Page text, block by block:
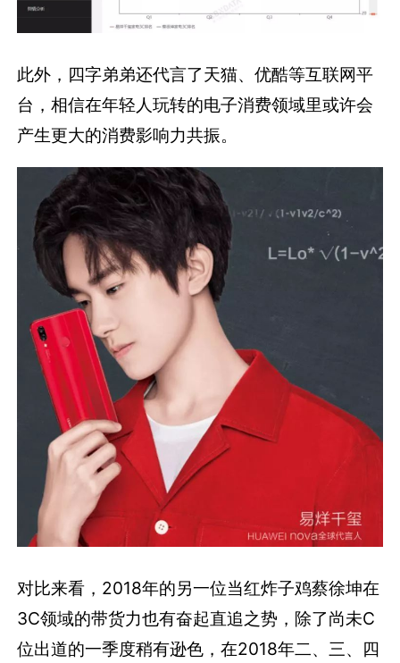
此外，四字弟弟还代言了天猫、优酷等互联网平
台，相信在年轻人玩转的电子消费领域里或许会
产生更大的消费影响力共振。
对比来看，2018年的另一位当红炸子鸡蔡徐坤在
3C领域的带货力也有奋起直追之势，除了尚未C
位出道的一季度稍有逊色，在2018年二、三、四